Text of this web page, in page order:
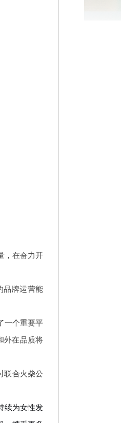
，在奋力开
品牌运营能
一个重要平
外在品质将
联合火柴公
续为女性发